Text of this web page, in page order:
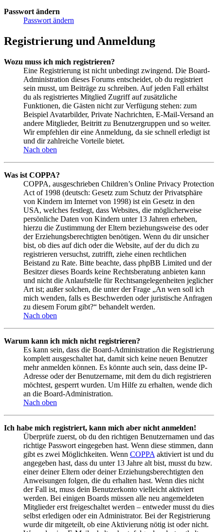
Passwort ändern
Passwort ändern
Registrierung und Anmeldung
Wozu muss ich mich registrieren?
Eine Registrierung ist nicht unbedingt zwingend. Die Board-
Administration dieses Forums entscheidet, ob du registriert
sein musst, um Beiträge zu schreiben. Auf jeden Fall erhältst
du als registriertes Mitglied Zugriff auf zusätzliche
Funktionen, die Gästen nicht zur Verfügung stehen: zum
Beispiel Avatarbilder, Private Nachrichten, E-Mail-Versand an
andere Mitglieder, Beitritt zu Benutzergruppen und so weiter.
Wir empfehlen dir eine Anmeldung, da sie schnell erledigt ist
und dir zahlreiche Vorteile bietet.
Nach oben
Was ist COPPA?
COPPA, ausgeschrieben Children’s Online Privacy Protection
Act of 1998 (deutsch: Gesetz zum Schutz der Privatsphäre
von Kindern im Internet von 1998) ist ein Gesetz in den
USA, welches festlegt, dass Websites, die möglicherweise
persönliche Daten von Kindern unter 13 Jahren erheben,
hierzu die Zustimmung der Eltern beziehungsweise des oder
der Erziehungsberechtigten benötigen. Wenn du dir unsicher
bist, ob dies auf dich oder die Website, auf der du dich zu
registrieren versuchst, zutrifft, ziehe einen rechtlichen
Beistand zu Rate. Bitte beachte, dass phpBB Limited und der
Besitzer dieses Boards keine Rechtsberatung anbieten kann
und nicht die Anlaufstelle für Rechtsangelegenheiten jeglicher
Art ist; außer solchen, die unter der Frage „An wen soll ich
mich wenden, falls es Beschwerden oder juristische Anfragen
zu diesem Forum gibt?“ behandelt werden.
Nach oben
Warum kann ich mich nicht registrieren?
Es kann sein, dass die Board-Administration die Registrierung
komplett ausgeschaltet hat, damit sich keine neuen Benutzer
mehr anmelden können. Es könnte auch sein, dass deine IP-
Adresse oder der Benutzername, mit dem du dich registrieren
möchtest, gesperrt wurden. Um Hilfe zu erhalten, wende dich
an die Board-Administration.
Nach oben
Ich habe mich registriert, kann mich aber nicht anmelden!
Überprüfe zuerst, ob du den richtigen Benutzernamen und das
richtige Passwort eingegeben hast. Wenn diese stimmen, dann
gibt es zwei Möglichkeiten. Wenn COPPA aktiviert ist und du
angegeben hast, dass du unter 13 Jahre alt bist, musst du bzw.
einer deiner Eltern oder deiner Erziehungsberechtigten den
Anweisungen folgen, die du erhalten hast. Wenn dies nicht
der Fall ist, muss dein Benutzerkonto vielleicht aktiviert
werden. Bei einigen Boards müssen alle neu angemeldeten
Mitglieder erst freigeschaltet werden – entweder musst du dies
selbst erledigen oder ein Administrator. Bei der Registrierung
wurde dir mitgeteilt, ob eine Aktivierung nötig ist oder nicht.